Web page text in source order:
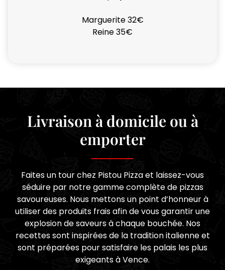
Marguerite 32€
Reine 35€
Livraison à domicile ou à
emporter
Faites un tour chez Pistou Pizza et laissez-vous
séduire par notre gamme complète de pizzas
savoureuses. Nous mettons un point d’honneur à
utiliser des produits frais afin de vous garantir une
explosion de saveurs à chaque bouchée. Nos
recettes sont inspirées de la tradition italienne et
sont préparées pour satisfaire les palais les plus
exigeants à Vence.